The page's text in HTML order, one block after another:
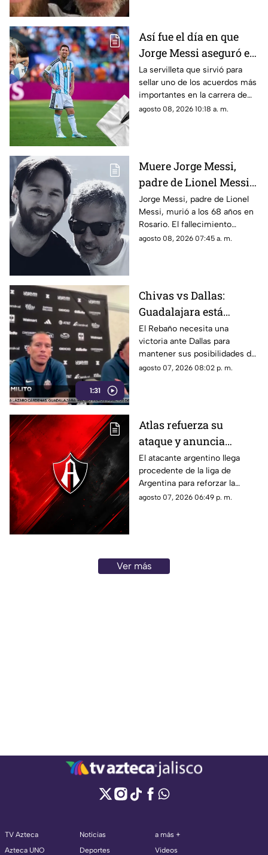
Así fue el día en que
Jorge Messi aseguró el
futuro de Lionel con
una servilleta
La servilleta que sirvió para
sellar uno de los acuerdos más
importantes en la carrera de
Lionel Messi terminó
agosto 08, 2026 10:18 a. m.
Muere Jorge Messi,
padre de Lionel Messi,
a los 68 años; esto se
sabe
Jorge Messi, padre de Lionel
Messi, murió a los 68 años en
Rosario. El fallecimiento
ocurrió la noche del viernes y
agosto 08, 2026 07:45 a. m.
1:31
Chivas vs Dallas:
Guadalajara está
obligado a ganar para
seguir vivo en la
Leagues Cup
El Rebaño necesita una
victoria ante Dallas para
mantener sus posibilidades de
avanzar; José Castillo será baja
agosto 07, 2026 08:02 p. m.
Atlas refuerza su
ataque y anuncia
nuevo fichaje argentino
El atacante argentino llega
procedente de la liga de
Argentina para reforzar la
ofensiva rojinegra y
agosto 07, 2026 06:49 p. m.
Ver más
TV Azteca
Azteca UNO
Noticias
Deportes
a más +
Videos